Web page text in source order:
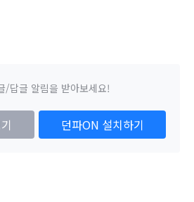
/답글 알림을 받아보세요!
던파ON 설치하기